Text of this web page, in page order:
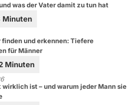
was der Vater damit zu tun hat
und erkennen: Tiefere
für Männer
wirklich ist – und warum jeder Mann sie